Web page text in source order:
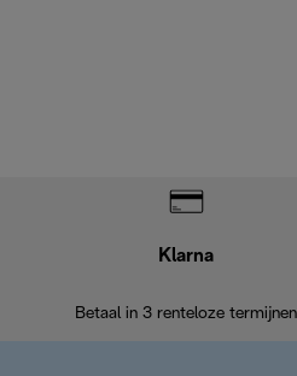
Klarna
Betaal in 3 renteloze termijnen